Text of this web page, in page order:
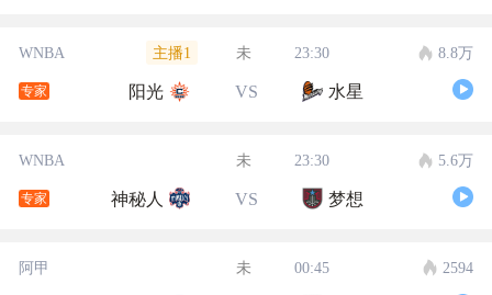
WNBA 主播1 未 23:30 8.8万
专家 阳光 VS 水星
WNBA 未 23:30 5.6万
专家 神秘人 VS 梦想
阿甲 未 00:45 2594